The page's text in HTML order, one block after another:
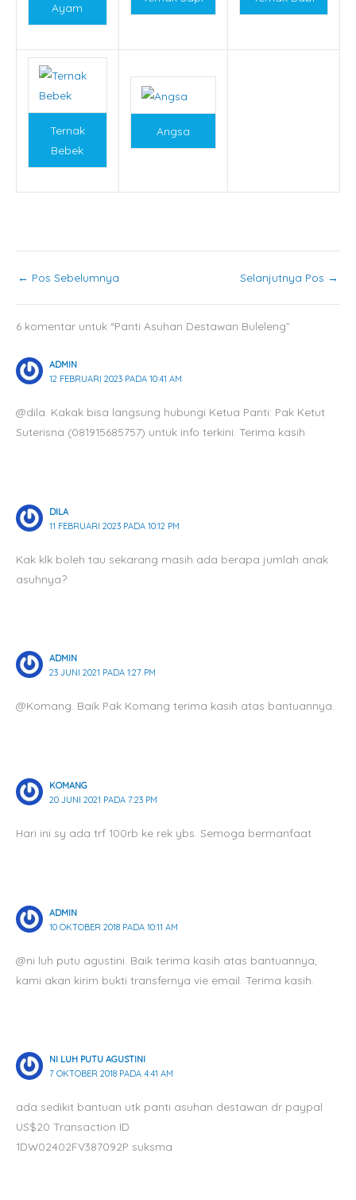
Ayam
Ternak
Bebek
Angsa
← Pos Sebelumnya Selanjutnya Pos →
6 komentar untuk “Panti Asuhan Destawan Buleleng”
ADMIN
12 FEBRUARI 2023 PADA 10:41 AM
@dila. Kakak bisa langsung hubungi Ketua Panti: Pak Ketut
Suterisna (081915685757) untuk info terkini. Terima kasih
DILA
11 FEBRUARI 2023 PADA 10:12 PM
Kak klk boleh tau sekarang masih ada berapa jumlah anak
asuhnya?
ADMIN
23 JUNI 2021 PADA 1:27 PM
@Komang. Baik Pak Komang terima kasih atas bantuannya.
KOMANG
20 JUNI 2021 PADA 7:23 PM
Hari ini sy ada trf 100rb ke rek ybs. Semoga bermanfaat
ADMIN
10 OKTOBER 2018 PADA 10:11 AM
@ni luh putu agustini. Baik terima kasih atas bantuannya,
kami akan kirim bukti transfernya vie email. Terima kasih.
NI LUH PUTU AGUSTINI
7 OKTOBER 2018 PADA 4:41 AM
ada sedikit bantuan utk panti asuhan destawan dr paypal
US$20 Transaction ID
1DW02402FV387092P suksma